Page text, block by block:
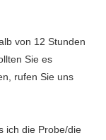
von 12 Stunden
Sie es
rufen Sie uns
ich die Probe/die